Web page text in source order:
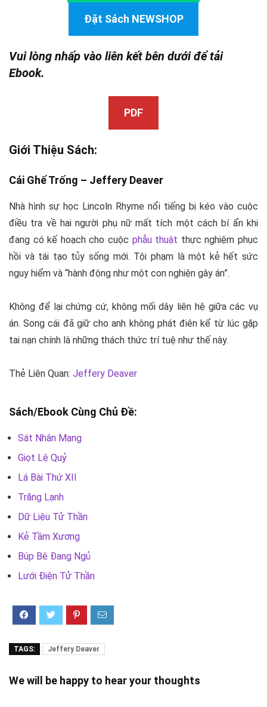
Đặt Sách NEWSHOP
Vui lòng nhấp vào liên kết bên dưới để tải
Ebook.
PDF
Giới Thiệu Sách:
Cái Ghế Trống – Jeffery Deaver
Nhà hình sự học Lincoln Rhyme nổi tiếng bị kéo vào cuộc
điều tra về hai người phụ nữ mất tích một cách bí ẩn khi
đang có kế hoạch cho cuộc phẫu thuật thực nghiệm phục
hồi và tái tạo tủy sống mới. Tội phạm là một kẻ hết sức
nguy hiểm và “hành động như một con nghiện gây án”.
Không để lại chứng cứ, không mối dây liên hệ giữa các vụ
án. Song cái đã giữ cho anh không phát điên kể từ lúc gặp
tai nạn chính là những thách thức trí tuệ như thế này.
Thẻ Liên Quan: Jeffery Deaver
Sách/Ebook Cùng Chủ Đề:
Sát Nhân Mạng
Giọt Lệ Quỷ
Lá Bài Thứ XII
Trăng Lạnh
Dữ Liệu Tử Thần
Kẻ Tầm Xương
Búp Bê Đang Ngủ
Lưới Điện Tử Thần
TAGS: Jeffery Deaver
We will be happy to hear your thoughts